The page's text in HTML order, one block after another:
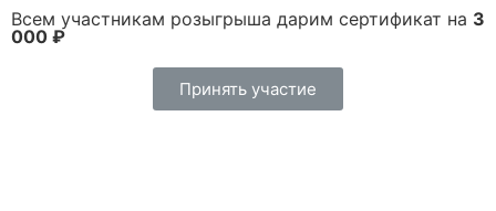
Всем участникам розыгрыша дарим сертификат на 3
000 ₽
Принять участие